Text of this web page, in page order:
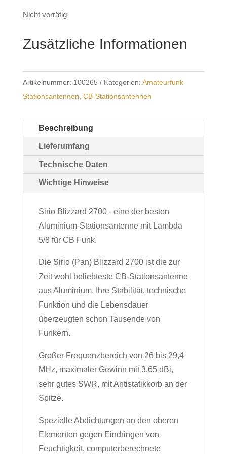
Nicht vorrätig
Zusätzliche Informationen
Artikelnummer: 100265 Kategorien: Amateurfunk
Stationsantennen, CB-Stationsantennen
Beschreibung
Lieferumfang
Technische Daten
Wichtige Hinweise
Sirio Blizzard 2700 - eine der besten
Aluminium-Stationsantenne mit Lambda
5/8 für CB Funk.
Die Sirio (Pan) Blizzard 2700 ist die zur
Zeit wohl beliebteste CB-Stationsantenne
aus Aluminium. Ihre Stabilität, technische
Funktion und die Lebensdauer
überzeugten schon Tausende von
Funkern.
Großer Frequenzbereich von 26 bis 29,4
MHz, maximaler Gewinn mit 3,65 dBi,
sehr gutes SWR, mit Antistatikkorb an der
Spitze.
Spezielle Abdichtungen an den oberen
Elementen gegen Eindringen von
Feuchtigkeit, computerberechnete